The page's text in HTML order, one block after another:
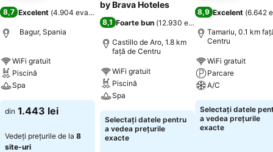
8,7 Excelent (4.904 evaluări
Bagur, Spania
WiFi gratuit
Piscină
Spa
din 1.443 lei
Vedeți prețurile de la 8
site-uri
by Brava Hoteles
8,1 Foarte bun (12.930 evaluări
Castillo de Aro, 1.8 km
faţă de Centru
WiFi gratuit
Piscină
Spa
Selectați datele pentru
a vedea prețurile
exacte
8,9 Excelent (6.642
Tamariu, 0.1 km
Centru
WiFi gratuit
Parcare
A/C
Selectați datele
a vedea prețurile
exacte